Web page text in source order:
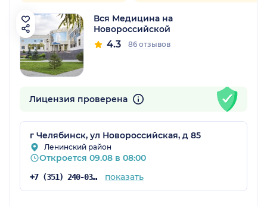
Вся Медицина на
Новороссийской
4.3 86 отзывов
Лицензия проверена
г Челябинск, ул Новороссийская, д 85
Ленинский район
Откроется 09.08 в 08:00
+7 (351) 240-03-03 показать